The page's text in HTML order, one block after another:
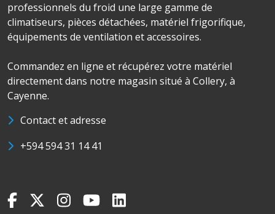
professionnels du froid une large gamme de
climatiseurs, pièces détachées, matériel frigorifique,
équipements de ventilation et accessoires.
Commandez en ligne et récupérez votre matériel
directement dans notre magasin situé à Collery, à
Cayenne.
Contact et adresse
+594 594 31 14 41